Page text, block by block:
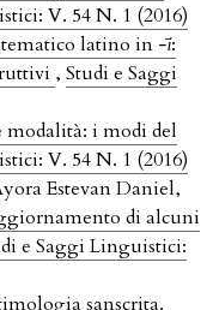
V. 54 N. 1 (2016)
latino in -ī:
, Studi e Saggi
modalità: i modi del
V. 54 N. 1 (2016)
Estevan Daniel,
di alcuni
e Saggi Linguistici:
sanscrita.